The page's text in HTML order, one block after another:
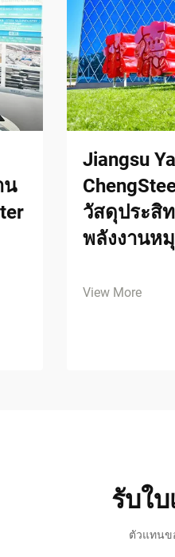
น
Jiangsu
วัสดุประสิ
พลังงานห
View More
รับใ
ตัวแทนข